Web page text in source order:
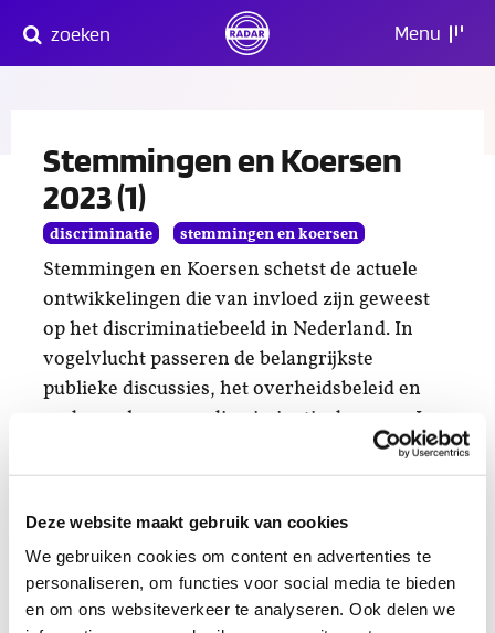
Deze website maakt gebruik van cookies
We gebruiken cookies om content en advertenties te
personaliseren, om functies voor social media te bieden
en om ons websiteverkeer te analyseren. Ook delen we
naar
content
zoeken Menu
Stemmingen en Koersen
2023 (1)
discriminatie stemmingen en koersen
Stemmingen en Koersen schetst de actuele
ontwikkelingen die van invloed zijn geweest
op het discriminatiebeeld in Nederland. In
vogelvlucht passeren de belangrijkste
publieke discussies, het overheidsbeleid en
onderzoeken naar discriminatie de revue. In
deze editie over de eerste helft van 2023
komen onder andere aan bod: de excuses van
en intimidatie van LHBTIQ+ personen,
mogelijk discriminerende fraudecontroles
door DUO, de gelijkebehandelingswetgeving
in Caribisch Nederland, het VN-verdrag